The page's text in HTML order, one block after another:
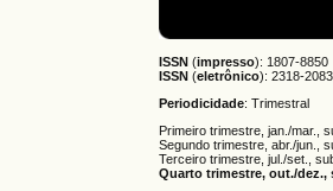
ISSN (impresso): 1807-8850
ISSN (eletrônico):2318-2083
Periodicidade: Trimestral
Primeiro trimestre, jan./mar.,
Segundo trimestre, abr./jun.,
Terceiro trimestre, jul./set.,
Quarto trimestre, out./dez.,